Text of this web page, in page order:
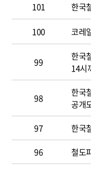
101 한국
100 코레
99
한국
14시
98
한국
공개
97 한국
96
철도